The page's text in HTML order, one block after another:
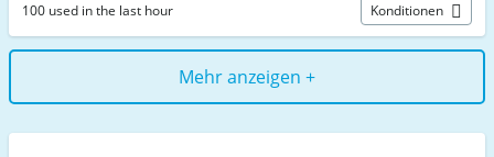
100 used in the last hour Konditionen
Mehr anzeigen +